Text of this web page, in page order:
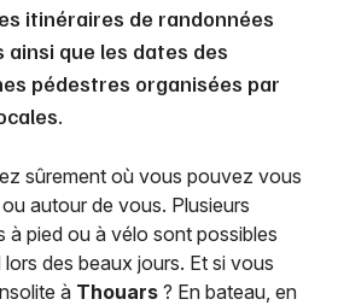
itinéraires de randonnées
ainsi que les dates des
pédestres organisées par
sûrement où vous pouvez vous
ou autour de vous. Plusieurs
à pied ou à vélo sont possibles
des beaux jours. Et si vous
à Thouars ? En bateau, en